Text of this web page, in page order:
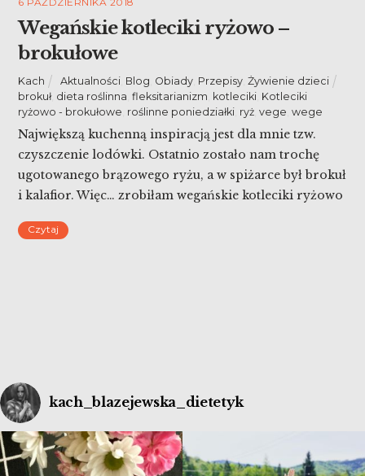
Wegańskie kotleciki ryżowo –
brokułowe
Kach Aktualności Blog Obiady Przepisy ,Żywienie dzieci
brokuł, dieta roślinna ,fleksitarianizm kotleciki Kotleciki
ryżowo - brokułowe roślinne poniedziałki ryż ,vege ,wege
Największą kuchenną inspiracją jest dla mnie tzw.
czyszczenie lodówki. Ostatnio zostało nam trochę
ugotowanego brązowego ryżu, a w spiżarce był brokuł
i kalafior. Więc… zrobiłam wegańskie kotleciki ryżowo
dałam sąsiadce na lunch, a kilka zamroziłam.
Czytaj
kach_blazejewska_dietetyk